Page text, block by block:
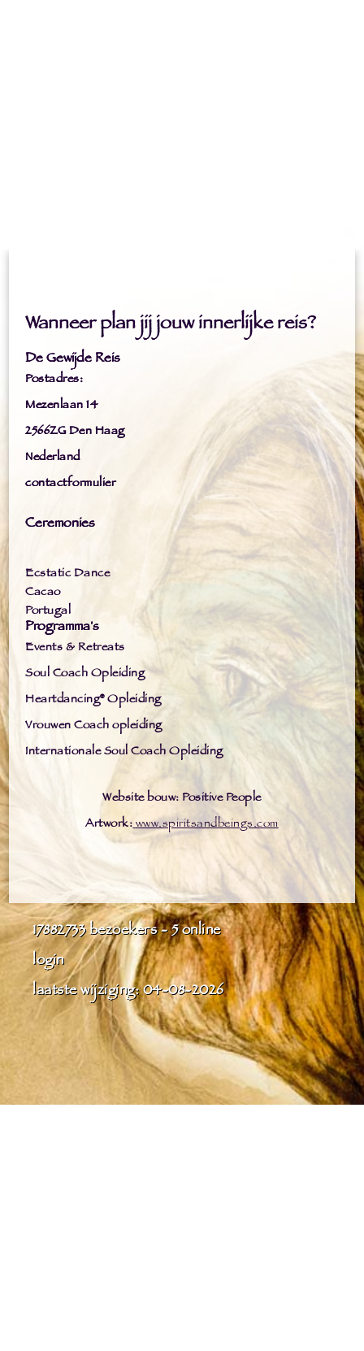
Wanneer plan jij jouw innerlijke reis?
De Gewijde Reis
Postadres:
Mezenlaan 14
2566ZG Den Haag
Nederland
contactformulier
Ceremonies
Ecstatic Dance
Cacao
Portugal
Programma's
Events & Retreats
Soul Coach Opleiding
Heartdancing® Opleiding
Vrouwen Coach opleiding
Internationale Soul Coach Opleiding
Website bouw: Positive People
Artwork:www.spiritsandbeings.com
17882733bezoekers - 5 online
login
laatste wijziging: 04-08-2026